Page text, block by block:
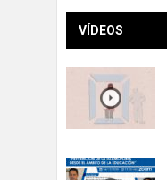
VÍDEOS